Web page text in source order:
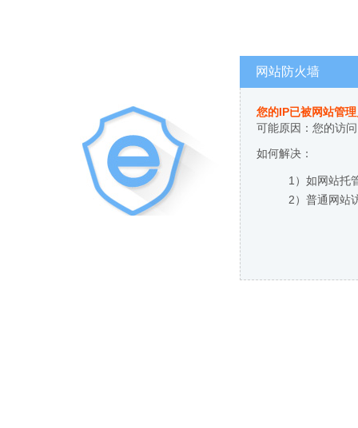
网站防火墙
您的IP已被网站管
可能原因：您的访
如何解决：
1）如网站托
2）普通网站